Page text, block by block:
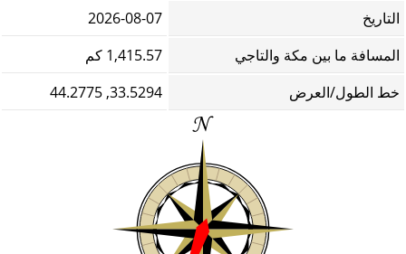
التاريخ
2026-08-07
المسافة ما بين مكة والتاجي
1,415.57 كم
خط الطول/العرض
33.5294, 44.2775